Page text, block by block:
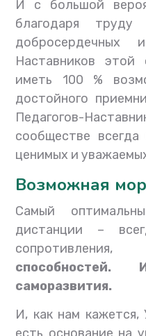
И с большой
благодаря труду
добросердечных
Наставников
иметь 100 %
достойного
Педагогов-
сообществе
ценимых и
Возможная
Самый
дистанции –
способностей.
саморазвития.
И, как нам кажется,